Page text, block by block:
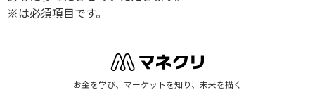
※は必須項目です。
お金を学び、マーケットを知り、未来を描く